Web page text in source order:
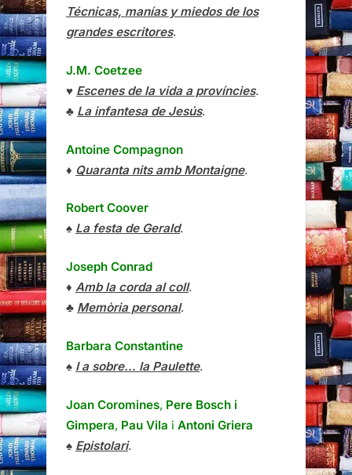
Técnicas, manías y miedos de los
grandes escritores.
J.M. Coetzee
♥ Escenes de la vida a províncies.
♣ La infantesa de Jesús.
Antoine Compagnon
♦ Quaranta nits amb Montaigne.
Robert Coover
♠ La festa de Gerald.
Joseph Conrad
♦ Amb la corda al coll.
♣ Memòria personal.
Barbara Constantine
♠ I a sobre… la Paulette.
Joan Coromines, Pere Bosch i
Gimpera, Pau Vila i Antoni Griera
♠ Epistolari.